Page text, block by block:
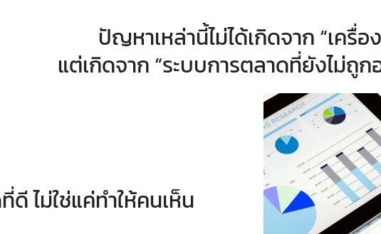
ปัญหาเหล่านี้ไม่ได้เกิดจาก “เครื่อ
แต่เกิดจาก “ระบบการตลาดที่ยังไม่ถู
ดี ไม่ใช่แค่ทำให้คนเห็น